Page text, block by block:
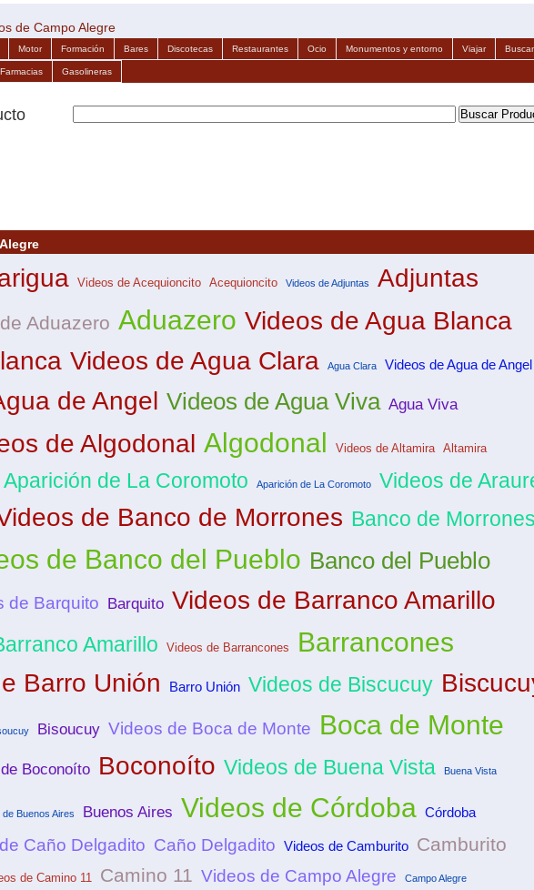
de Campo Alegre
Motor Formación Bares Discotecas Restaurantes Ocio Monumentos y entorno Viajar
Farmacias Gasolineras
Videos de Acequioncito Acequioncito Videos de Adjuntas Adjuntas
Aduazero Aduazero Videos de Agua Blanca
Videos de Agua Clara Agua Clara Videos de Agua de Angel
de Angel Videos de Agua Viva Agua Viva
de Algodonal Algodonal Videos de Altamira Altamira
de La Coromoto Aparición de La Coromoto Videos de
de Banco de Morrones Banco de Morrones
de Banco del Pueblo Banco del Pueblo
de Barquito Barquito Videos de Barranco Amarillo
Amarillo Videos de Barrancones Barrancones
Barro Unión Barro Unión Videos de Biscucuy
Bisoucuy Videos de Boca de Monte Boca de Monte
Boconoíto Boconoíto Videos de Buena Vista Buena Vista
de Buenos Aires Buenos Aires Videos de Córdoba Córdoba
Caño Delgadito Caño Delgadito Videos de Camburito Camburito
de Camino 11 Camino 11 Videos de Campo Alegre Campo Alegre